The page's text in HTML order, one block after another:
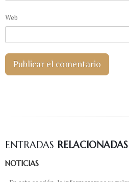
Web
ENTRADAS RELACIONADAS
NOTICIAS